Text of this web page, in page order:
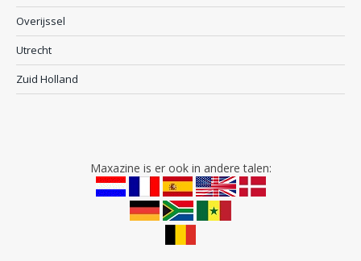
Overijssel
Utrecht
Zuid Holland
Maxazine is er ook in andere talen: